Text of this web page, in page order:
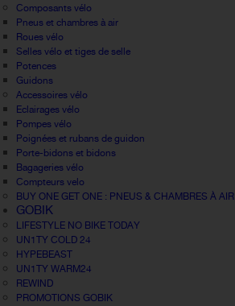
Composants vélo
Pneus et chambres à air
Roues vélo
Selles vélo et tiges de selle
Potences
Guidons
Accessoires vélo
Eclairages vélo
Pompes vélo
Poignées et rubans de guidon
Porte-bidons et bidons
Bagageries vélo
Compteurs velo
BUY ONE GET ONE : PNEUS & CHAMBRES À AIR
GOBIK
LIFESTYLE NO BIKE TODAY
UN1TY COLD 24
HYPEBEAST
UN1TY WARM24
REWIND
PROMOTIONS GOBIK